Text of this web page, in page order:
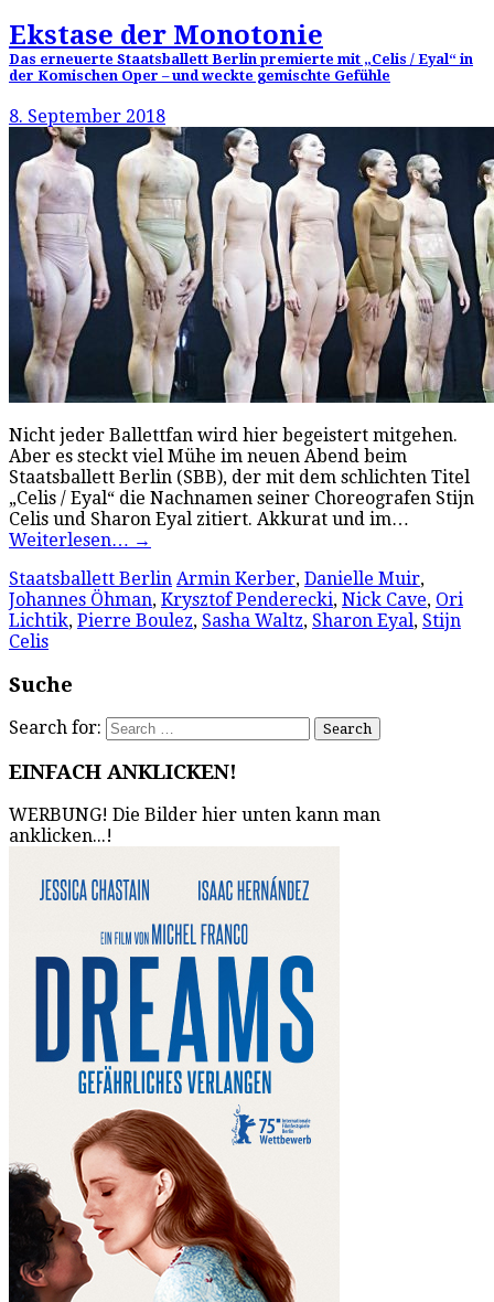
Ekstase der Monotonie
Das erneuerte Staatsballett Berlin premierte mit „Celis / Eyal“ in
der Komischen Oper – und weckte gemischte Gefühle
8. September 2018
Nicht jeder Ballettfan wird hier begeistert mitgehen.
Aber es steckt viel Mühe im neuen Abend beim
Staatsballett Berlin (SBB), der mit dem schlichten Titel
„Celis / Eyal“ die Nachnamen seiner Choreografen Stijn
Celis und Sharon Eyal zitiert. Akkurat und im…
Weiterlesen… →
Staatsballett Berlin Armin Kerber, Danielle Muir,
Johannes Öhman, Krysztof Penderecki, Nick Cave, Ori
Lichtik, Pierre Boulez, Sasha Waltz, Sharon Eyal, Stijn
Celis
Suche
Search for:
EINFACH ANKLICKEN!
WERBUNG! Die Bilder hier unten kann man
anklicken...!